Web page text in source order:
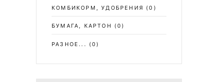
КОМБИКОРМ, УДОБРЕНИЯ (0)
БУМАГА, КАРТОН (0)
РАЗНОЕ... (0)